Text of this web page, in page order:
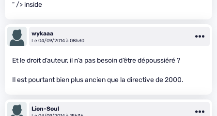
" /> inside
wykaaa
Le 04/09/2014 à 08h30
Et le droit d’auteur, il n’a pas besoin d’être dépoussiéré ?
Il est pourtant bien plus ancien que la directive de 2000.
Lion-Soul